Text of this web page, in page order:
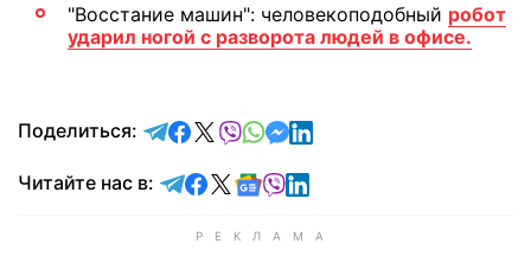
"Восстание машин": человекоподобный робот
ударил ногой с разворота людей в офисе.
Поделиться: отправить в Telegram
поделиться в Facebook
поделиться в X
отправить в Viber
отправить в Whatsapp
отправить в Messenger
отправить в LinkedIn
Читайте нас в: Читайте в Telegram
Читайте в Facebook
Читайте в X
Читайте в Google news
Читайте в Viber
Читайте в LinkedIn